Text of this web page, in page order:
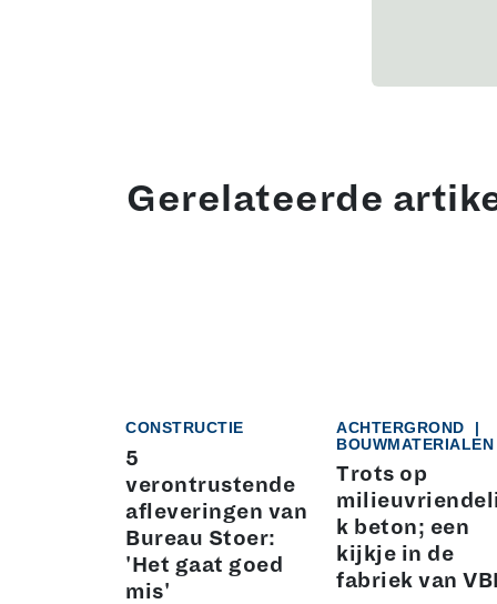
Gerelateerde
CONSTRUCTIE
5
verontrustende
afleveringen van
Bureau Stoer:
'Het gaat goed
mis'
ACHTERGROND
|
BOUWMATERIALEN
Trots op
k beton; een
kijkje in de
fabriek van VBI